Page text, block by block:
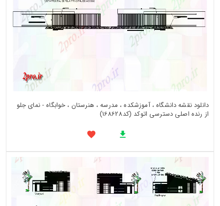
دانلود نقشه دانشگاه ، آموزشکده ، مدرسه ، هنرستان ، خوابگاه - نمای جلو
از رنده اصلی دسترسی اتوکد (کد168628)